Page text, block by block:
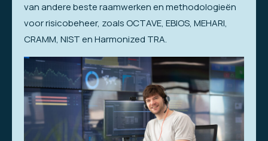
van andere beste raamwerken en methodologieën
voor risicobeheer, zoals OCTAVE, EBIOS, MEHARI,
CRAMM, NIST en Harmonized TRA.